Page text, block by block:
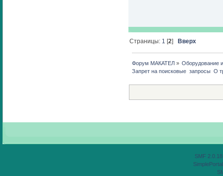
Страницы: 1 [2] Вверх
Форум МАКАТЕЛ » Оборудование
Запрет на поисковые  запросы  О
SMF 2.0.18